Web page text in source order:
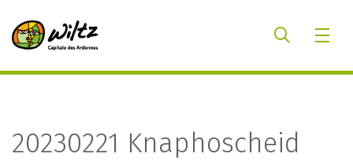
20230221 Knaphoscheid